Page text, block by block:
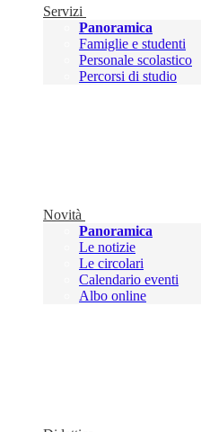
Servizi
Panoramica
Famiglie e studenti
Personale scolastico
Percorsi di studio
Novità
Panoramica
Le notizie
Le circolari
Calendario eventi
Albo online